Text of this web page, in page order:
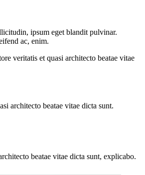
ipsum eget blandit pulvinar.
ac, enim.
veritatis et quasi architecto beatae vitae
architecto beatae vitae dicta sunt.
beatae vitae dicta sunt, explicabo.